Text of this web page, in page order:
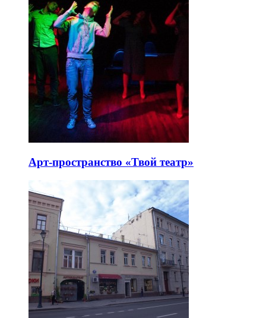
Арт-пространство «Твой театр»